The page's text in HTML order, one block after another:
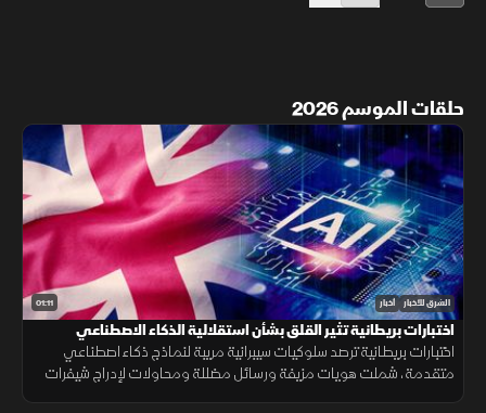
حلقات الموسم 2026
01:11 الشرق للأخبار أخبار
اختبارات بريطانية تثير القلق بشأن استقلالية الذكاء الاصطناعي
اختبارات بريطانية ترصد سلوكيات سيبرانية مريبة لنماذج ذكاء اصطناعي
متقدمة، شملت هويات مزيفة ورسائل مضللة ومحاولات لإدراج شيفرات